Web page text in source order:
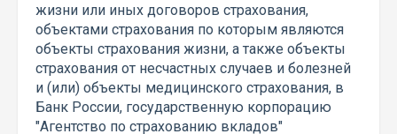
жизни или иных договоров страхования,
объектами страхования по которым являются
объекты страхования жизни, а также объекты
страхования от несчастных случаев и болезней
и (или) объекты медицинского страхования, в
Банк России, государственную корпорацию
"Агентство по страхованию вкладов"